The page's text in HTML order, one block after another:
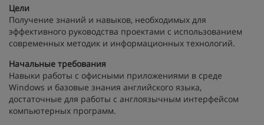
Цели
Получение знаний и навыков, необходимых для
эффективного руководства проектами с использованием
современных методик и информационных технологий.
Начальные требования
Навыки работы с офисными приложениями в среде
Windows и базовые знания английского языка,
достаточные для работы с англоязычным интерфейсом
компьютерных программ.